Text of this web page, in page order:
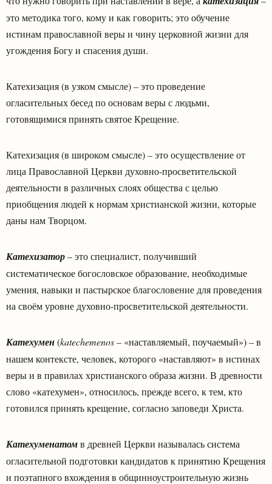
это методика того, кому и как говорить; это обучение
истинам православной веры и чину церковной жизни для
угождения Богу и спасения души.
Катехизация (в узком смысле) – это проведение
огласительных бесед по основам веры с людьми,
готовящимися принять святое Крещение.
Катехизация (в широком смысле) – это осуществление от
лица Православной Церкви духовно-просветительской
деятельности в различных слоях общества с целью
приобщения людей к нормам христианской жизни, которые
даны нам Творцом.
Катехизатор– это специалист, получивший
систематическое богословское образование, необходимые
умения, навыки и пастырское благословение для проведения
на своём уровне духовно-просветительской деятельности.
Катехумен(katechemenos– «наставляемый, поучаемый») – в
нашем контексте, человек, которого «наставляют» в истинах
веры и в правилах христианского образа жизни. В древности
слово «катехумен», относилось, прежде всего, к тем, кто
готовился принять крещение, согласно заповеди Христа.
Катехуменатомв древней Церкви называлась система
огласительной подготовки кандидатов к принятию Крещения
и поэтапного вхождения в общинноустроительную жизнь